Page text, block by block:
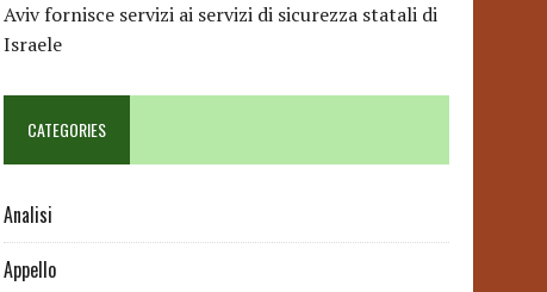
Aviv fornisce servizi ai servizi di sicurezza statali di
Israele
CATEGORIES
Analisi
Appello